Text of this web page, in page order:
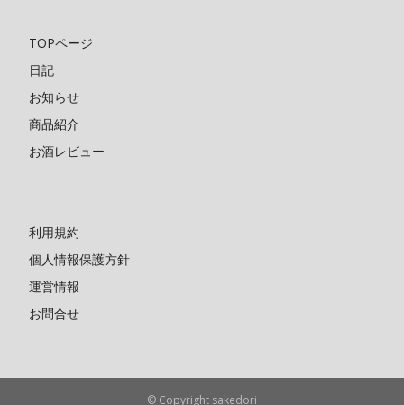
TOPページ
日記
お知らせ
商品紹介
お酒レビュー
利用規約
個人情報保護方針
運営情報
お問合せ
© Copyright sakedori